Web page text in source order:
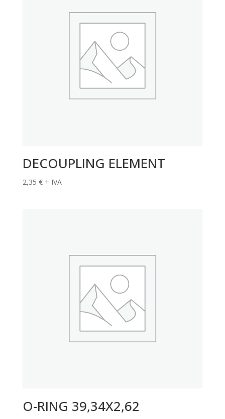
DECOUPLING ELEMENT
2,35 € + IVA
O-RING 39,34X2,62